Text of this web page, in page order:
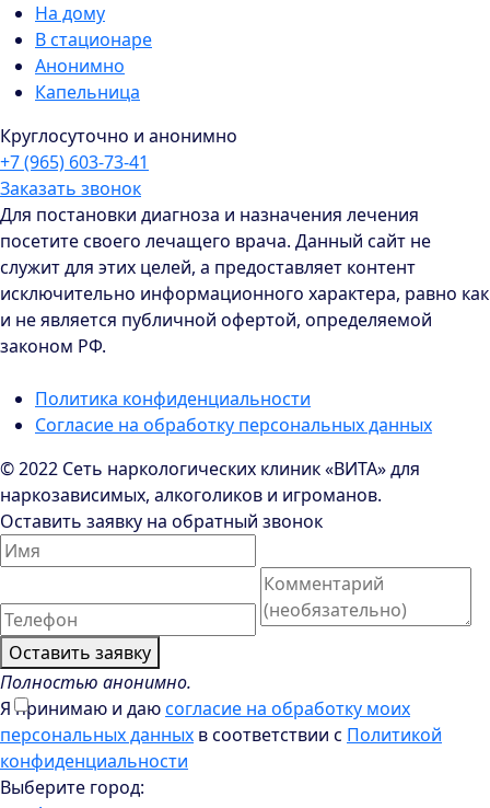
На дому
В стационаре
Анонимно
Капельница
Круглосуточно и анонимно
+7 (965) 603-73-41
Заказать звонок
Для постановки диагноза и назначения лечения
посетите своего лечащего врача. Данный сайт не
служит для этих целей, а предоставляет контент
исключительно информационного характера, равно как
и не является публичной офертой, определяемой
законом РФ.
Политика конфиденциальности
Согласие на обработку персональных данных
© 2022 Сеть наркологических клиник «ВИТА» для
наркозависимых, алкоголиков и игроманов.
Оставить заявку на обратный звонок
Оставить заявку
Полностью анонимно.
Я принимаю и даюсогласие на обработку моих
персональных данных в соответствии с Политикой
конфиденциальности
Выберите город: